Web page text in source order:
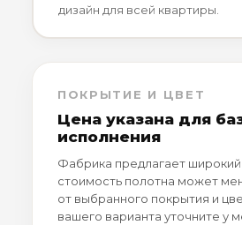
дизайн для всей квартиры.
ПОКРЫТИЕ И ЦВЕТ
Цена указана для
исполнения
Фабрика предлагает
стоимость полотна может
от выбранного покрытия и
вашего варианта уточните у